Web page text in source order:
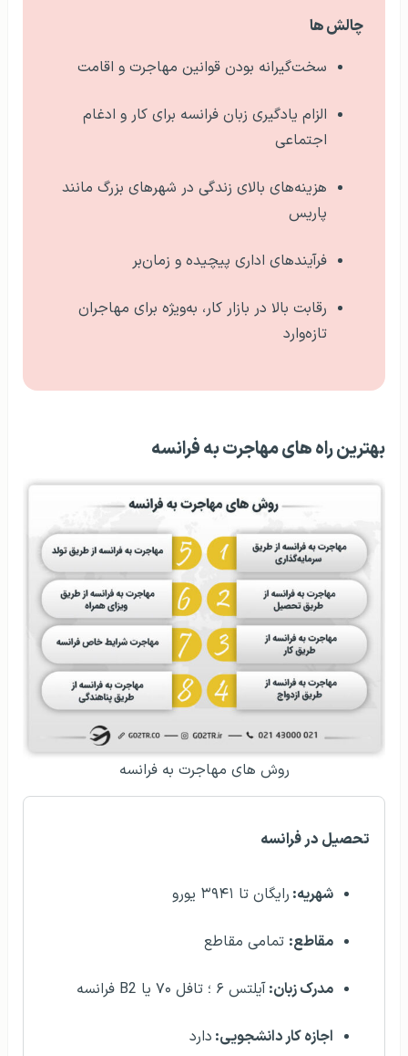
چالش ها
سخت‌گیرانه بودن قوانین مهاجرت و اقامت
الزام یادگیری زبان فرانسه برای کار و ادغام
اجتماعی
هزینه‌های بالای زندگی در شهرهای بزرگ مانند
پاریس
فرآیندهای اداری پیچیده و زمان‌بر
رقابت بالا در بازار کار، به‌ویژه برای مهاجران
تازه‌وارد
بهترین راه های مهاجرت به فرانسه
روش‌‌ های مهاجرت به فرانسه
تحصیل در فرانسه
شهریه: رایگان تا ۳۹۴۱ یورو
مقاطع: تمامی مقاطع
مدرک زبان:آیلتس ۶ ؛ تافل ۷۰ یا B2 فرانسه
اجازه کار دانشجویی: دارد